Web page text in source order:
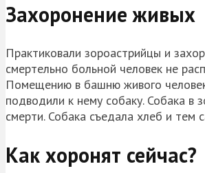
Захоронение живых
Практиковали зороастрийцы и
смертельно больной человек не
Помещению в башню живого
подводили к нему собаку. Собака в
смерти. Собака съедала хлеб и тем
Как хоронят сейчас?